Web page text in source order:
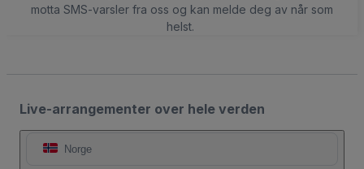
motta SMS-varsler fra oss og kan melde deg av når som
helst.
Live-arrangementer over hele verden
Norge